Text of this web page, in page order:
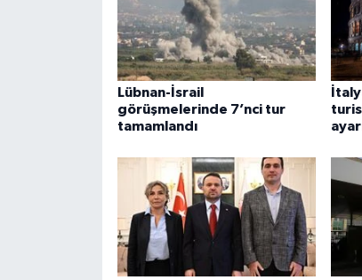
Lübnan-İsrail
görüşmelerinde 7’nci tur
tamamlandı